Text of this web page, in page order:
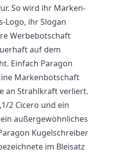
So wird ihr Marken-
Logo, ihr Slogan
Werbebotschaft
auf dem
Einfach Paragon
Markenbotschaft
an Strahlkraft verliert.
2 Cicero und ein
außergewöhnliches
Kugelschreiber
im Bleisatz